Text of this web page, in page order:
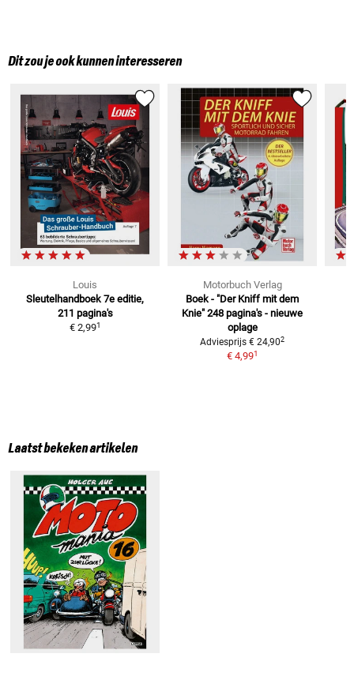
Dit zou je ook kunnen interesseren
Louis
Sleutelhandboek 7e editie,
211 pagina's
€ 2,991
Motorbuch Verlag
Boek - "Der Kniff mit dem
Knie" 248 pagina's - nieuwe
oplage
Adviesprijs € 24,902
€ 4,991
Laatst bekeken artikelen